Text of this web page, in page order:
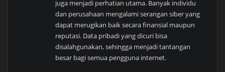
juga menjadi perhatian utama. Banyak individu
dan perusahaan mengalami serangan siber yang
dapat merugikan baik secara finansial maupun
reputasi. Data pribadi yang dicuri bisa
disalahgunakan, sehingga menjadi tantangan
besar bagi semua pengguna internet.